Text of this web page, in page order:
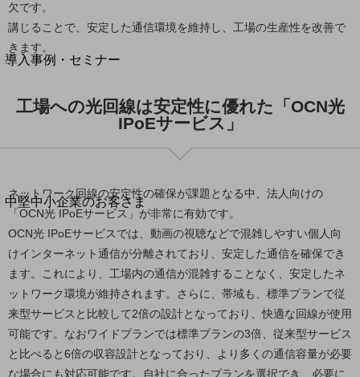
別ウィンドウで開きます
サービスをご利用中のお客さま
導入事例・セミナー
最新の導入事例や注目の導入事例をご紹介します
開催・出展する各種セミナー、イベント情報をご紹介します
別ウィンドウで開きます
中堅中小企業のお客さま
NTTドコモビジネスウォッチ
ビジネスお役立ち情報
旬な話題やお役立ち資料などDXの課題を
解決するヒントをお届けする記事サイト
新着記事
お役立ち資料ダウンロード
トレンド記事特集
IT用語集
中堅中小企業向け
欠です。
講じることで、安定した通信環境を維持し、工場の生産性を改善で
きます。
工場への光回線は安定性に優れた「OCN光
IPoEサービス」
ネットワーク回線の安定性の確保が課題となる中、法人向けの
「OCN光 IPoEサービス」が非常に有効です。
OCN光 IPoEサービスでは、動画の視聴などで混雑しやすい個人向
けインターネット通信が分離されており、安定した通信を確保でき
ます。これにより、工場内の通信が混雑することなく、安定したネ
ットワーク環境が維持されます。さらに、帯域も、標準プランで従
来型サービスと比較して2倍の設計となっており、快適な回線が使用
可能です。なおワイドプランでは標準プランの3倍、従来型サービス
と比べると6倍の収容設計となっており、より多くの通信容量が必要
な場合にも対応可能です。自社に合ったプランを選択でき、必要に